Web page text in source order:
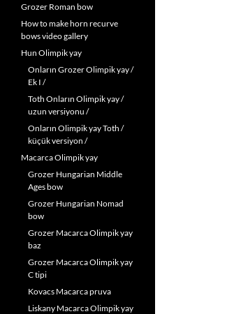
Grozer Roman bow
How to make horn recurve
bows video gallery
Hun Olimpik yay
Onların Grozer Olimpik yay /
Ek I /
Toth Onların Olimpik yay /
uzun versiyonu /
Onların Olimpik yay Toth /
küçük versiyon /
Macarca Olimpik yay
Grozer Hungarian Middle
Ages bow
Grozer Hungarian Nomad
bow
Grozer Macarca Olimpik yay
baz
Grozer Macarca Olimpik yay
C tipi
Kovacs Macarca pruva
Liskany Macarca Olimpik yay